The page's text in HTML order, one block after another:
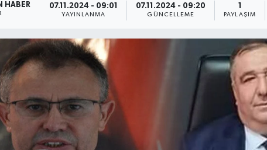
HABER 07.11.2024 - 09:01
YAYINLANMA
07.11.2024 - 09:20
GÜNCELLEME PAYLAŞIM